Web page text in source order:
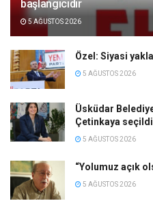
başlangıcıdır
5 AĞUSTOS 2026
Özel: Siyasi
5 AĞUSTOS 2026
Üsküdar
Çetinkaya seçildi
5 AĞUSTOS 2026
“Yolumuz açık
5 AĞUSTOS 2026